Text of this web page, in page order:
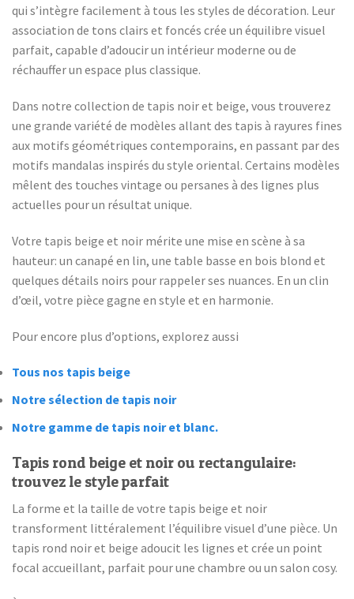
qui s’intègre facilement à tous les styles de décoration. Leur
association de tons clairs et foncés crée un équilibre visuel
parfait, capable d’adoucir un intérieur moderne ou de
réchauffer un espace plus classique.
Dans notre collection de tapis noir et beige, vous trouverez
une grande variété de modèles allant des tapis à rayures fines
aux motifs géométriques contemporains, en passant par des
motifs mandalas inspirés du style oriental. Certains modèles
mêlent des touches vintage ou persanes à des lignes plus
actuelles pour un résultat unique.
Votre tapis beige et noir mérite une mise en scène à sa
hauteur: un canapé en lin, une table basse en bois blond et
quelques détails noirs pour rappeler ses nuances. En un clin
d’œil, votre pièce gagne en style et en harmonie.
Pour encore plus d’options, explorez aussi
Tous nos tapis beige
Notre sélection de tapis noir
Notre gamme de tapis noir et blanc.
Tapis rond beige et noir ou rectangulaire:
trouvez le style parfait
La forme et la taille de votre tapis beige et noir
transforment littéralement l’équilibre visuel d’une pièce. Un
tapis rond noir et beige adoucit les lignes et crée un point
focal accueillant, parfait pour une chambre ou un salon cosy.